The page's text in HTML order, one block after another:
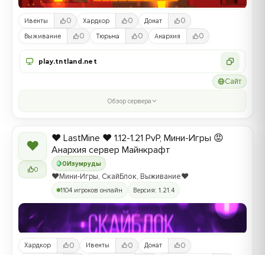
Ивенты 0 Хардкор 0 Донат 0
Выживание 0 Тюрьма 0 Анархия 0
play.tntland.net
Сайт
Обзор сервера
❤
0
0Изумруды
❤️ LastMine ❤️ 1.12-1.21 PvP, Мини-Игры 😡
Анархия сервер Майнкрафт
❤️Мини-Игры, СкайБлок, Выживание❤️
1104 игроков онлайн Версия: 1.21.4
Хардкор 0 Ивенты 0 Донат 0